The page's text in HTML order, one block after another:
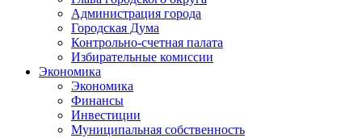
Администрация города
Городская Дума
Контрольно-счетная палата
Избирательные комиссии
Экономика
Экономика
Финансы
Инвестиции
Муниципальная собственность